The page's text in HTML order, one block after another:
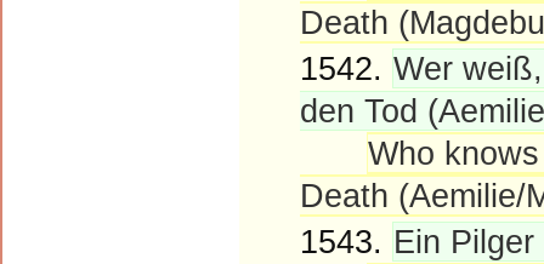
Death
1542. Wer
den Tod
Who
Death (Aemilie/
1543. Ein